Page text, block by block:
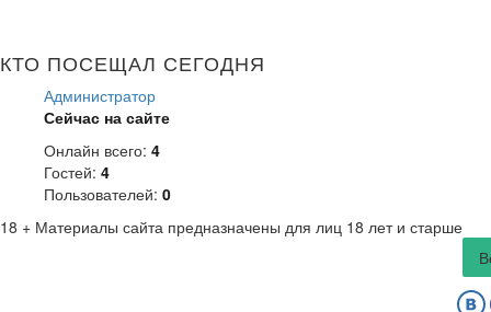
КТО ПОСЕЩАЛ СЕГОДНЯ
Администратор
Сейчас на сайте
Онлайн всего: 4
Гостей: 4
Пользователей: 0
18 + Материалы сайта предназначены для лиц 18 лет и старше